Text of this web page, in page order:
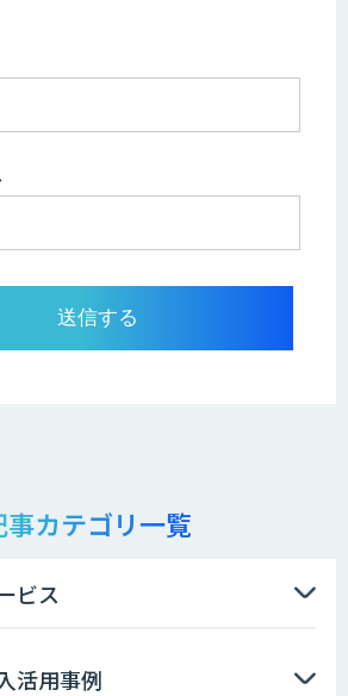
カテゴリ一覧
ビス
活用事例